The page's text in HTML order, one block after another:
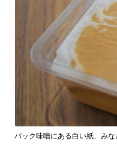
パック味噌にある白い紙、み